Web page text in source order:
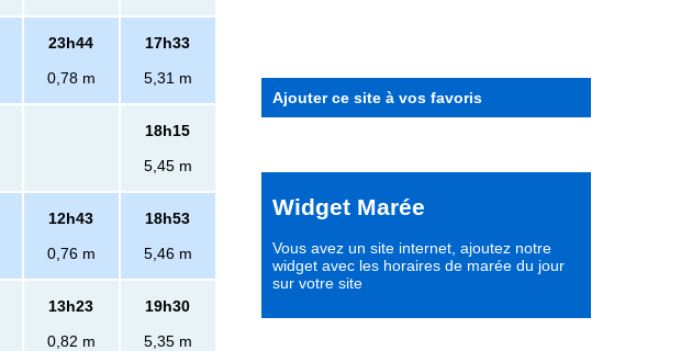
23h44
0,78 m
17h33
5,31 m
18h15
5,45 m
12h43
0,76 m
18h53
5,46 m
13h23
0,82 m
19h30
5,35 m
Ajouter ce site à vos favoris
Widget Marée
Vous avez un site internet, ajoutez notre
widget avec les horaires de marée du jour
sur votre site